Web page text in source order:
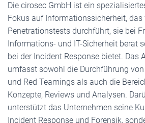
Die cirosec GmbH ist ein
Fokus auf Informationssicherheit, das
Penetrationstests durchführt, sie bei
Informations- und IT-Sicherheit berät
bei der Incident Response bietet. Das
umfasst sowohl die Durchführung
und Red Teamings als auch die
Konzepte, Reviews und Analysen.
unterstützt das Unternehmen seine
Incident Response und Forensik,